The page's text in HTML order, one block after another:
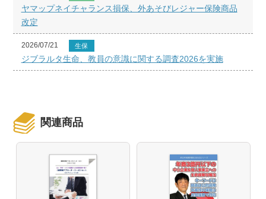
ヤマップネイチャランス損保、外あそびレジャー保険商品
改定
2026/07/21 生保
ジブラルタ生命、教員の意識に関する調査2026を実施
関連商品